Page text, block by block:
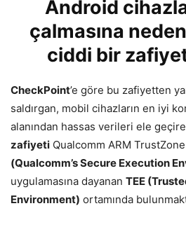
Android
çalmasına
ciddi bir
CheckPoint’e göre bu zafiyetten
saldırgan, mobil cihazların en iyi
alanından hassas verileri ele
zafiyeti Qualcomm ARM
(Qualcomm’s Secure Execution
uygulamasına dayanan TEE
Environment) ortamında